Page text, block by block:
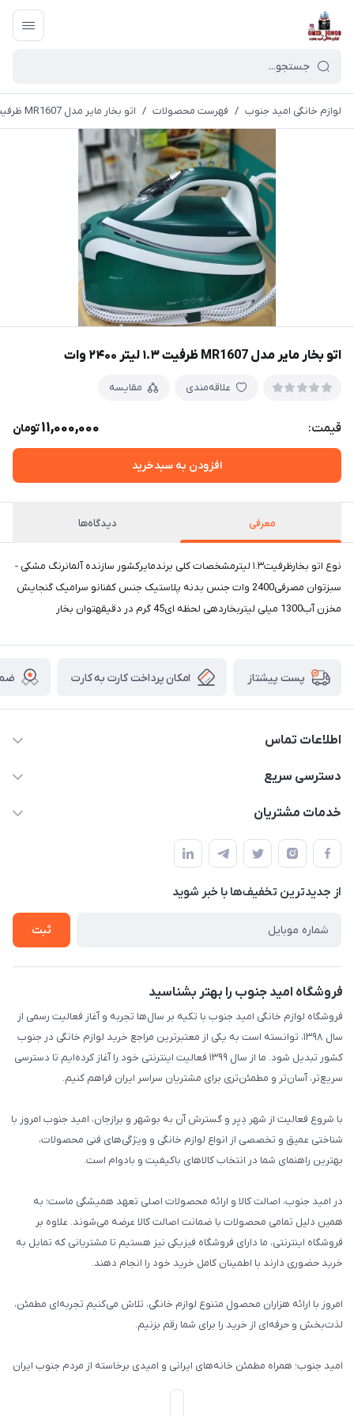
لوازم خانگی امید جنوب / فهرست محصولات / اتو بخار مایر مدل MR1607 ظرفیت ۱.۳ لیتر ۲۴۰۰ وات
اتو بخار مایر مدل MR1607 ظرفیت ۱.۳ لیتر ۲۴۰۰ وات
علاقه‌مندی مقایسه
قیمت: 11,000,000تومان
افزودن به سبدخرید
معرفی دیدگاه‌ها
نوع اتو بخارظرفیت۱.۳ لیترمشخصات کلی برندمایرکشور سازنده آلمانرنگ مشکی -
سبزتوان مصرفی2400 وات جنس بدنه پلاستیک جنس کفنانو سرامیک گنجایش
مخزن آب1300 میلی لیتربخاردهی لحظه ای45 گرم در دقیقهتوان بخار
پست پیشتاز امکان پرداخت کارت به کارت
اطلاعات تماس
09175273898
خانگی امید جنوب
دسترسی سریع
حساب کاربری
لیست محصولات
درباره ما
خدمات مشتریان
قوانین و مقررات سایت
حریم خصوصی
راهنما
تماس با ما
از جدید‌ترین تخفیف‌ها با‌ خبر شوید
ثبت
فروشگاه امید جنوب را بهتر بشناسید
فروشگاه لوازم خانگی امید جنوب با تکیه بر سال‌ها تجربه و آغاز فعالیت رسمی از
سال ۱۳۹۸، توانسته است به یکی از معتبرترین مراجع خرید لوازم خانگی در جنوب
کشور تبدیل شود. ما از سال ۱۳۹۹ فعالیت اینترنتی خود را آغاز کرده‌ایم تا دسترسی
سریع‌تر، آسان‌تر و مطمئن‌تری برای مشتریان سراسر ایران فراهم کنیم.
با شروع فعالیت از شهر دِیِر و گسترش آن به بوشهر و برازجان، امید جنوب امروز با
شناختی عمیق و تخصصی از انواع لوازم خانگی و ویژگی‌های فنی محصولات،
بهترین راهنمای شما در انتخاب کالاهای باکیفیت و بادوام است.
در امید جنوب، اصالت کالا و ارائه محصولات اصلی تعهد همیشگی ماست؛ به
همین دلیل تمامی محصولات با ضمانت اصالت کالا عرضه می‌شوند. علاوه بر
فروشگاه اینترنتی، ما دارای فروشگاه فیزیکی نیز هستیم تا مشتریانی که تمایل به
خرید حضوری دارند با اطمینان کامل خرید خود را انجام دهند.
امروز با ارائه هزاران محصول متنوع لوازم خانگی، تلاش می‌کنیم تجربه‌ای مطمئن،
لذت‌بخش و حرفه‌ای از خرید را برای شما رقم بزنیم.
امید جنوب؛ همراه مطمئن خانه‌های ایرانی و امیدی برخاسته از مردم جنوب ایران